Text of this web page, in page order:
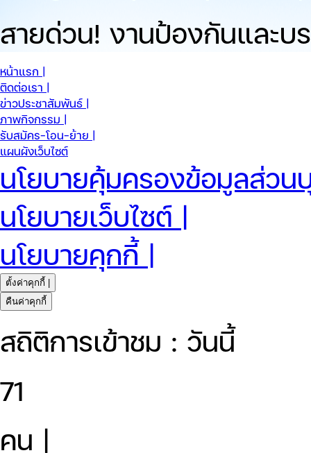
สายด่วน! งานป้องกันและบ
หน้าแรก |
ติดต่อเรา |
ข่าวประชาสัมพันธ์ |
ภาพกิจกรรม |
รับสมัคร-โอน-ย้าย |
แผนผังเว็บไซต์
นโยบายคุ้มครองข้อมูลส่วน
นโยบายเว็บไซต์ |
นโยบายคุกกี้ |
ตั้งค่าคุกกี้ |
คืนค่าคุกกี้
สถิติการเข้าชม : วันนี้
71
คน |